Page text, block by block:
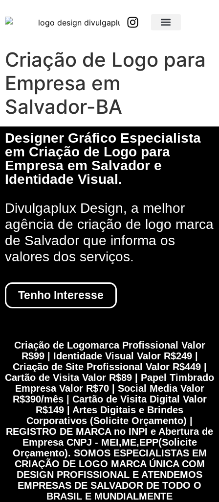
Criação de Logo para
Empresa em
Salvador-BA
Designer Gráfico Especialista
em Criação de Logo para
Empresa em Salvador e
Identidade Visual.
Divulgaplux Design, a melhor
agência de criação de logo marca
de Salvador que informa os
valores dos serviços.
Tenho Interesse
Criação de Logomarca Profissional Valor
R$99 | Identidade Visual Valor R$249 |
Criação de Site Profissional Valor R$449 |
Cartão de Visita Valor R$89 | Papel Timbrado
Empresa Valor R$70 | Social Media Valor
R$390/mês | Cartão de Visita Digital Valor
R$149 | Artes Digitais e Brindes
Corporativos (Solicite Orçamento) |
REGISTRO DE MARCA no INPI e Abertura de
Empresa CNPJ - MEI,ME,EPP(Solicite
Orçamento). SOMOS ESPECIALISTAS EM
CRIAÇÃO DE LOGO MARCA ÚNICA COM
DESIGN PROFISSIONAL E ATENDEMOS
EMPRESAS DE SALVADOR DE TODO O
BRASIL E MUNDIALMENTE